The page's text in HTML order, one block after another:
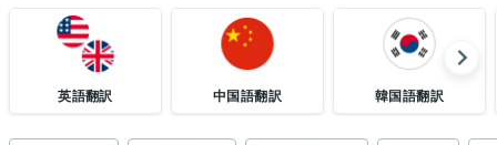
英語翻訳 中国語翻訳 韓国語翻訳